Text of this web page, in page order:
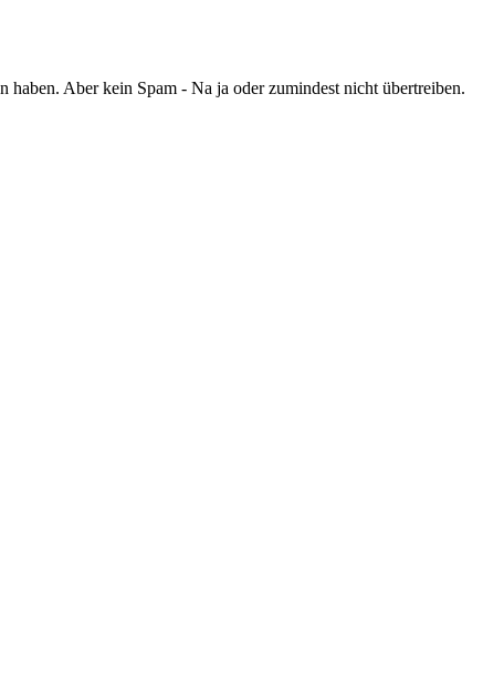
Aber kein Spam - Na ja oder zumindest nicht übertreiben.